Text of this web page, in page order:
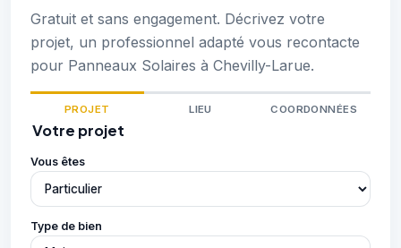
Gratuit et sans engagement. Décrivez votre
projet, un professionnel adapté vous recontacte
pour Panneaux Solaires à Chevilly-Larue.
PROJET LIEU COORDONNÉES
Votre projet
Vous êtes
Type de bien